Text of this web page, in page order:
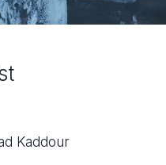
Kaddour